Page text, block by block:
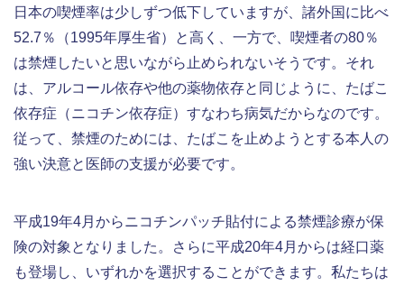
日本の喫煙率は少しずつ低下していますが、諸外国に比べ
52.7％（1995年厚生省）と高く、一方で、喫煙者の80％
は禁煙したいと思いながら止められないそうです。それ
は、アルコール依存や他の薬物依存と同じように、たばこ
依存症（ニコチン依存症）すなわち病気だからなのです。
従って、禁煙のためには、たばこを止めようとする本人の
強い決意と医師の支援が必要です。
平成19年4月からニコチンパッチ貼付による禁煙診療が保
険の対象となりました。さらに平成20年4月からは経口薬
も登場し、いずれかを選択することができます。私たちは